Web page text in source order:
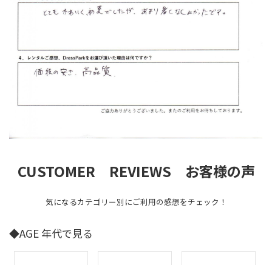
CUSTOMER REVIEWS お客様の声
気になるカテゴリー別にご利用の感想をチェック！
◆AGE 年代で見る